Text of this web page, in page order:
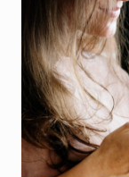
n
i
i
n
R
e